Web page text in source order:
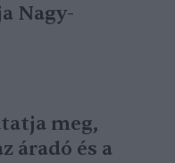
Nagy-
meg,
áradó és a